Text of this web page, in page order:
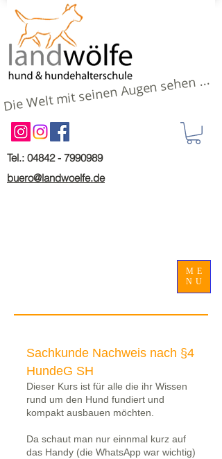
Die Welt mit seinen Augen sehen ...
Tel.: 04842 - 7990989
buero@landwoelfe.de
ME
NU
Sachkunde Nachweis nach §4
HundeG SH
Dieser Kurs ist für alle die ihr Wissen
rund um den Hund fundiert und
kompakt ausbauen möchten.
Da schaut man nur einnmal kurz auf
das Handy (die WhatsApp war wichtig)